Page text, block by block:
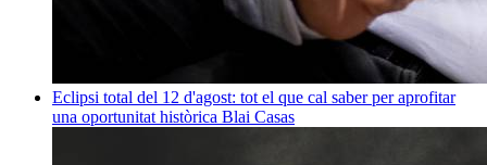
Eclipsi total del 12 d'agost: tot el que cal saber per aprofitar
una oportunitat històrica Blai Casas